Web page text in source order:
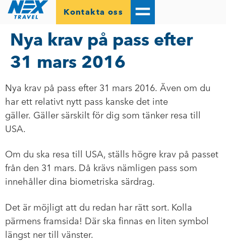
Kontakta oss
Nya krav på pass efter
31 mars 2016
Nya krav på pass efter 31 mars 2016. Även om du
har ett relativt nytt pass kanske det inte
gäller. Gäller särskilt för dig som tänker resa till
USA.
Om du ska resa till USA, ställs högre krav på passet
från den 31 mars. Då krävs nämligen pass som
innehåller dina biometriska särdrag.
Det är möjligt att du redan har rätt sort. Kolla
pärmens framsida! Där ska finnas en liten symbol
längst ner till vänster.